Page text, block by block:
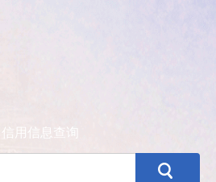
信用信息查询